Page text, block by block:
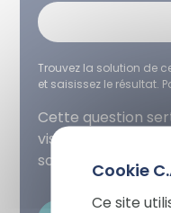
Ce site
Trouvez la solution de
et saisissez le résultat.
Cette question
visiteur humain ou
soumissions de